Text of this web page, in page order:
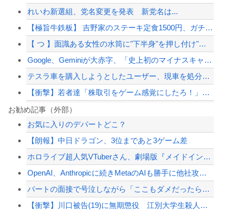
れいわ新選組、党名変更を発表 新党名は...
【極旨牛鉄板】 吉野家のステーキ定食1500円、ガチで美味そうｗｗｗ
【 つ 】面識ある女性の水筒に"下半身"を押し付け"使用不能"にした疑い 66歳...
Google、Geminiが大赤字、「史上初のマイナスキャッシュフロー」に陥る
テスラ車を購入しようとしたユーザー、現車を処分して代金を支払い、平日の納車日に予...
【衝撃】若者達「株取引をゲーム感覚にしたろ！」→結果
「小泉やめろ！」→市民らが横浜駅前で大絶叫ｗｗｗｗｗｗｗｗ
【配信者】「金バエ」のSNS更新が1週間途絶え、様々な憶測が飛び交う。1週間ぶり...
【緊急速報】NYで警官が黒人男性の首を絞め、暴動第二波不可避へ
お勧め記事（外部）
お気に入りのデパートどこ？
【朗報】中日ドラゴン、3位まであと3ゲーム差
ホロライブ超人気VTuberさん、劇場版『メイドインアビス 目覚める神秘』の主題...
OpenAI、Anthropicに続きMetaのAIも勝手に他社攻撃 嘘ξけど何...
パートの面接で号泣しながら「ここもダメだったらもう食べていけないんです」って熱弁...
【衝撃】川口被告(19)に無期懲役 江別大学生殺人事件、19歳で取り返しのつかな...